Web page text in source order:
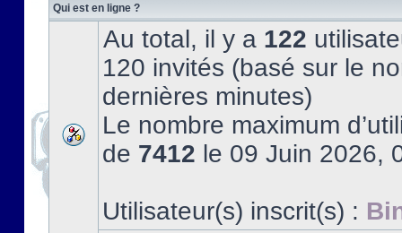
Qui est en ligne ?
Au total, il y a 122
120 invités (basé sur le
dernières minutes)
Le nombre maximum
de 7412 le 09 Juin 2026,
Utilisateur(s) inscrit(s) :